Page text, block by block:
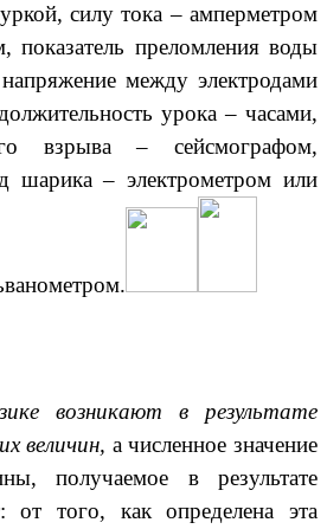
силу тока – амперметром
показатель преломления воды
между электродами
урока – часами,
взрыва – сейсмографом,
шарика – электрометром или
возникают в результате
величин, а численное значение
получаемое в результате
от того, как определена эта